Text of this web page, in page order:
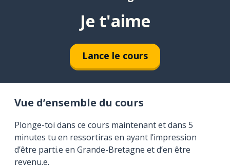
Je t'aime
Lance le cours
Vue d’ensemble du cours
Plonge-toi dans ce cours maintenant et dans 5
minutes tu en ressortiras en ayant l’impression
d’être parti.e en Grande-Bretagne et d’en être
revenu.e.